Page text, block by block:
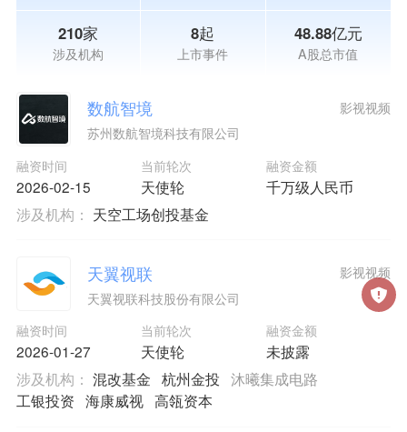
210家
涉及机构
8起
上市事件
48.88亿元
A股总市值
数航智境
苏州数航智境科技有限公司
融资时间
2026-02-15
当前轮次
天使轮
融资金额
千万级人民币
影视视频
涉及机构： 天空工场创投基金
天翼视联
天翼视联科技股份有限公司
融资时间
2026-01-27
当前轮次
天使轮
融资金额
未披露
影视视频
涉及机构： 混改基金 杭州金投 沐曦集成电路
工银投资 海康威视 高瓴资本